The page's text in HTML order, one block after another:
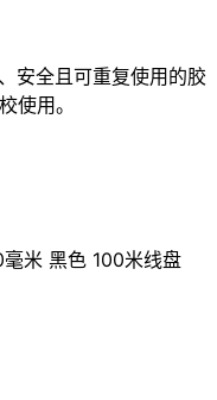
安全且可重复使用的胶
使用。
米 黑色 100米线盘